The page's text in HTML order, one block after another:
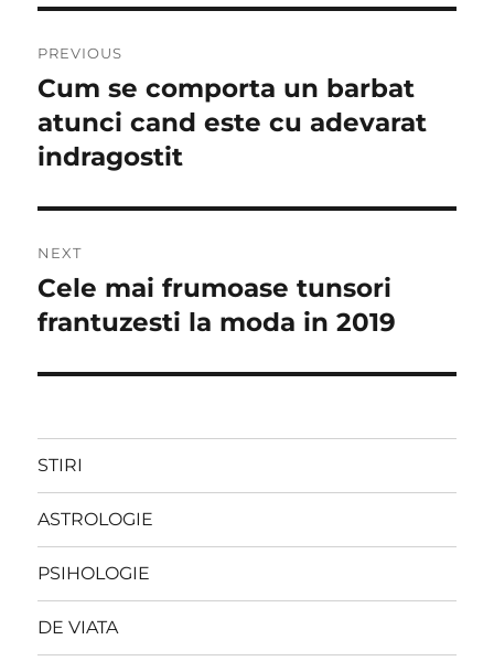
în
articole
PREVIOUS
Previous
post:
Cum se comporta un barbat
atunci cand este cu adevarat
indragostit
NEXT
Next
post:
Cele mai frumoase tunsori
frantuzesti la moda in 2019
STIRI
ASTROLOGIE
PSIHOLOGIE
DE VIATA